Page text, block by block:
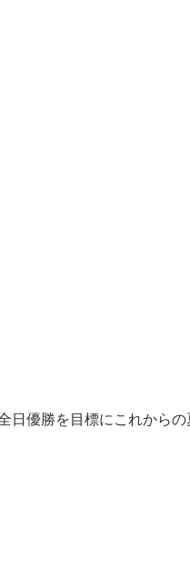
日優勝を目標にこれから